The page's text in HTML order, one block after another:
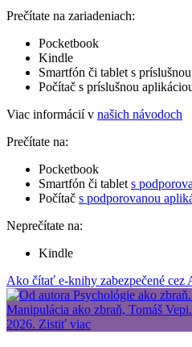
Prečítate na zariadeniach:
Pocketbook
Kindle
Smartfón či tablet s
Počítač s príslušnou
Viac informácií v našich návodoch
Prečítate na:
Pocketbook
Smartfón či tablet s
Počítač s podporovanou
Neprečítate na:
Kindle
Ako čítať e-knihy zabezpečené cez